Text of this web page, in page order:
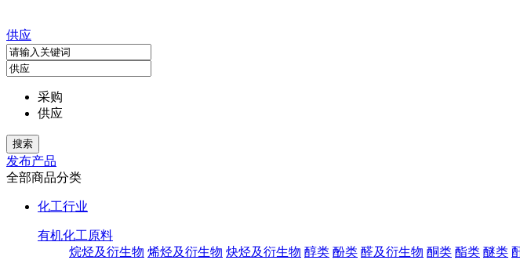
供应
采购
供应
发布产品
全部商品分类
化工行业
有机化工原料
烷烃及衍生物 烯烃及衍生物 炔烃及衍生物 醇类 酚类 醛及衍生物 酮类 酯类 醚类